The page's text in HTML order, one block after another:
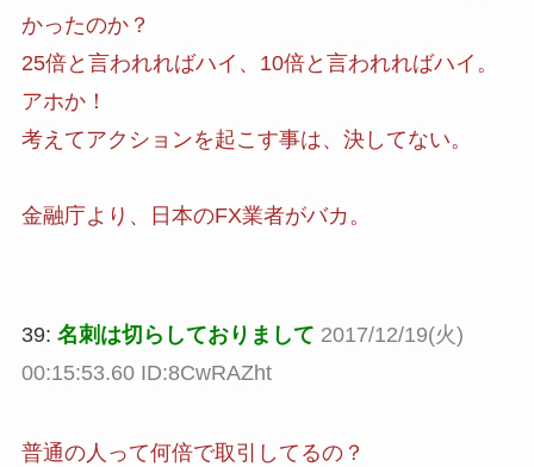
かったのか？
25倍と言われればハイ、10倍と言われればハイ。
アホか！
考えてアクションを起こす事は、決してない。
金融庁より、日本のFX業者がバカ。
39: 名刺は切らしておりまして 2017/12/19(火)
00:15:53.60 ID:8CwRAZht
普通の人って何倍で取引してるの？